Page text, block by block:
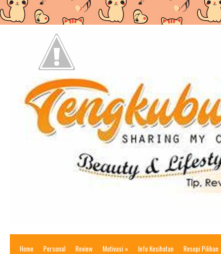
Home Personal Review Motivasi » Info Kesihatan Resepi Pilihan